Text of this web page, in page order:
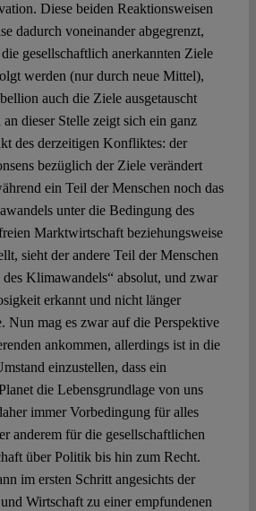
Diese beiden Reaktionsweisen
dadurch voneinander abgegrenzt,
gesellschaftlich anerkannten Ziele
werden (nur durch neue Mittel),
auch die Ziele ausgetauscht
dieser Stelle zeigt sich ein ganz
des derzeitigen Konfliktes: der
bezüglich der Ziele verändert
ein Teil der Menschen noch das
unter die Bedingung des
Marktwirtschaft beziehungsweise
sieht der andere Teil der Menschen
Klimawandels“ absolut, und zwar
erkannt und nicht länger
Nun mag es zwar auf die Perspektive
ankommen, allerdings ist in die
einzustellen, dass ein
die Lebensgrundlage von uns
immer Vorbedingung für alles
anderem für die gesellschaftlichen
über Politik bis hin zum Recht.
im ersten Schritt angesichts der
Wirtschaft zu einer empfundenen